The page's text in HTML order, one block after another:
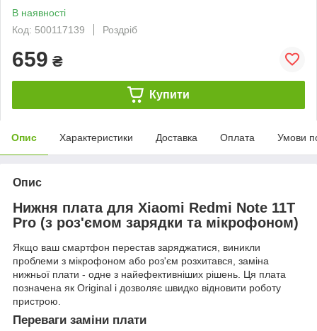
В наявності
Код: 500117139
Роздріб
659 ₴
Купити
Опис Характеристики Доставка Оплата Умови
Опис
Нижня плата для Xiaomi Redmi Note 11T
Pro (з роз'ємом зарядки та мікрофоном)
Якщо ваш смартфон перестав заряджатися, виникли
проблеми з мікрофоном або роз'єм розхитався, заміна
нижньої плати - одне з найефективніших рішень. Ця плата
позначена як Original і дозволяє швидко відновити роботу
пристрою.
Переваги заміни плати